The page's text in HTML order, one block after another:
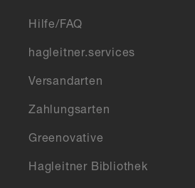
Hilfe/FAQ
hagleitner.services
Versandarten
Zahlungsarten
Greenovative
Hagleitner Bibliothek